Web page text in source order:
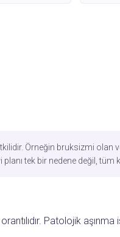
Örneğin bruksizmi olan
tek bir nedene değil, tüm
Patolojik